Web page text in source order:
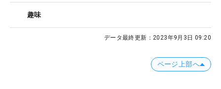
趣味
データ最終更新： 2023年9月3日 09:20
ページ上部へ